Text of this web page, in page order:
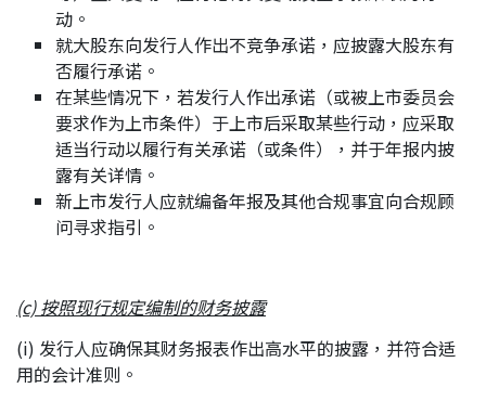
动。
就大股东向发行人作出不竞争承诺，应披露大股东有
否履行承诺。
在某些情况下，若发行人作出承诺（或被上市委员会
要求作为上市条件）于上市后采取某些行动，应采取
适当行动以履行有关承诺（或条件），并于年报内披
露有关详情。
新上市发行人应就编备年报及其他合规事宜向合规顾
问寻求指引。
(c) 按照现行规定编制的财务披露
(i) 发行人应确保其财务报表作出高水平的披露，并符合适
用的会计准则。